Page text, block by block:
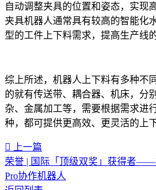
自动调整夹具的位置和姿态，实现
夹具机器人通常具有较高的智能化
型的工件上下料需求，提高生产线
综上所述，机器人上下料有多种不
的就有传送带、耦合器、机床，分
杂、金属加工等，需要根据需求进
种，都可提供更高效、更灵活的上
上一篇
荣誉 | 国际「顶级双奖」获得者
Pro协作机器人